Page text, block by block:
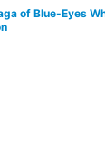
of Blue-Eyes